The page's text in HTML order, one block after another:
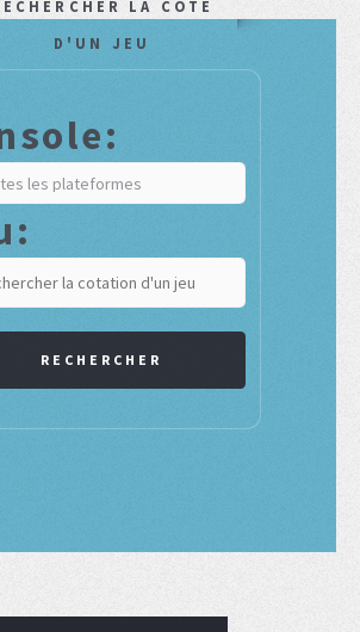
LA COTE
D'UN JEU
RECHERCHER